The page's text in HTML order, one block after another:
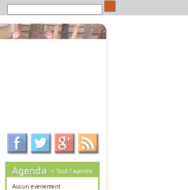
Agenda > Tout l'agenda
Aucun évènement.